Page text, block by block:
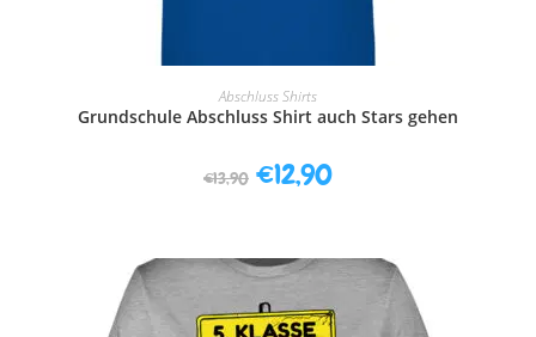
AUSFÜHRUNG WÄHLEN
Abschluss Shirts
Grundschule Abschluss Shirt auch Stars gehen
€13,90 €12,90